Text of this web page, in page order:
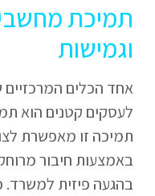
תמיכת
וגמישות
לעסקים קטנים הוא
תמיכה זו מאפשרת
באמצעות חיבור
בהגעה פיזית למשרד.